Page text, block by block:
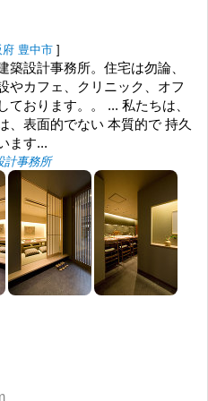
府 豊中市 ]
築設計事務所。住宅は勿論、
やカフェ、クリニック、オフ
ております。。 ... 私たちは、
、表面的でない 本質的で 持久
ます...
計事務所